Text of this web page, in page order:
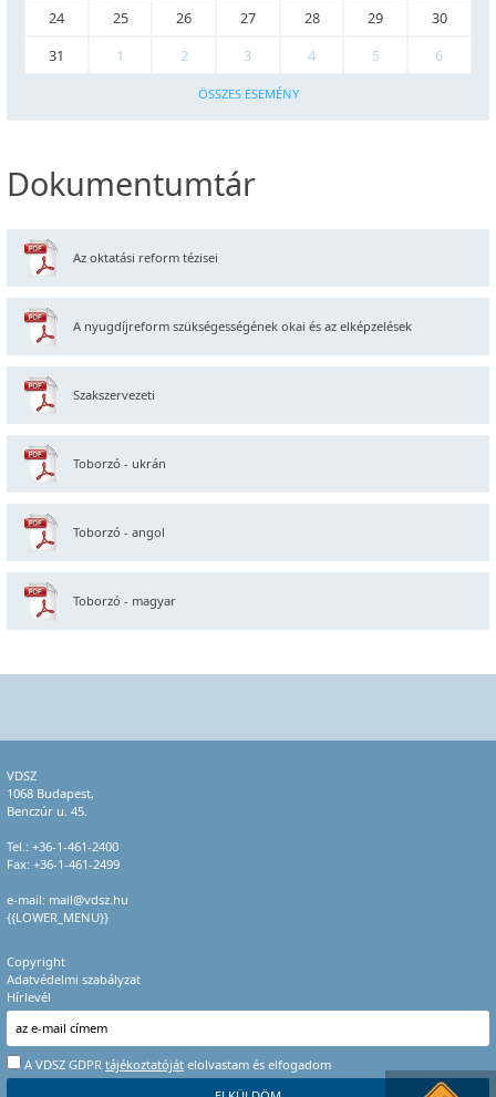
24
25 26 27 28 29
30
31
1 2 3 4 5 6
ÖSSZES ESEMÉNY
Dokumentumtár
Az oktatási reform tézisei
A nyugdíjreform szükségességének okai és az elképzelések
Szakszervezeti
Toborzó - ukrán
Toborzó - angol
Toborzó - magyar
VDSZ
1068 Budapest,
Benczúr u. 45.
Tel.: +36-1-461-2400
Fax: +36-1-461-2499
e-mail: mail@vdsz.hu
{{LOWER_MENU}}
Copyright
Adatvédelmi szabályzat
Hírlevél
A VDSZ GDPR tájékoztatóját elolvastam és elfogadom